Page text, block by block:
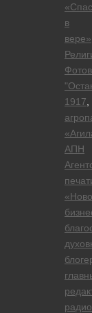
в
вере»
1917
АПН
радио